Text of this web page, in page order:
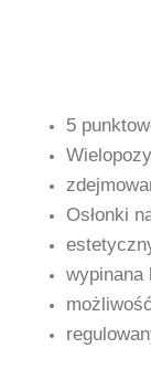
5
Osłonki
wypinana